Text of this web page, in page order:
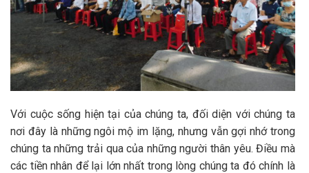
Với cuộc sống hiện tại của chúng ta, đối diện với chúng ta
nơi đây là những ngôi mộ im lặng, nhưng vẫn gợi nhớ trong
chúng ta những trải qua của những người thân yêu. Điều mà
các tiền nhân để lại lớn nhất trong lòng chúng ta đó chính là